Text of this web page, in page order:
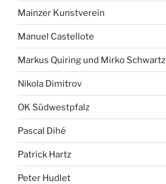
Mainzer Kunstverein
Manuel Castellote
Markus Quiring und Mirko Schwartz
Nikola Dimitrov
OK Südwestpfalz
Pascal Dihé
Patrick Hartz
Peter Hudlet